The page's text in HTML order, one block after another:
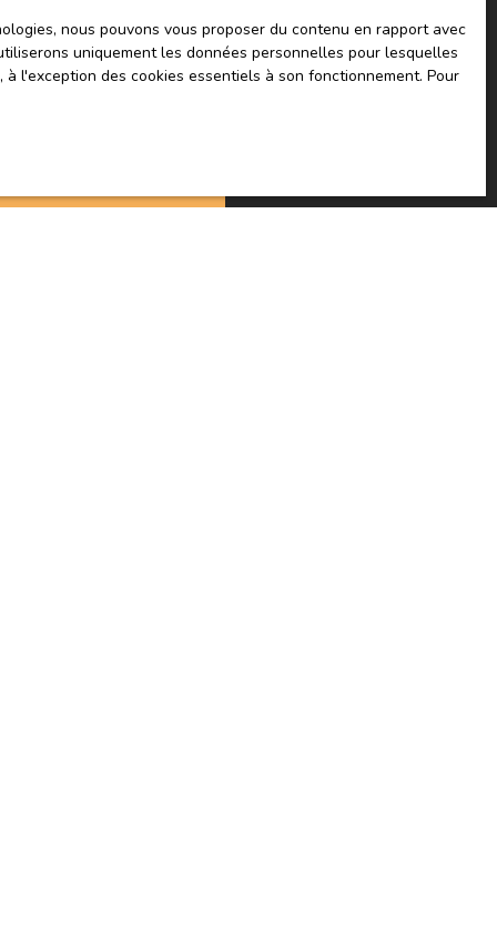
Bloctel, CS 61311, 41013 BLOIS CEDEX.
nous pouvons vous proposer du contenu en rapport avec
uniquement les données personnelles pour lesquelles
l'exception des cookies essentiels à son fonctionnement. Pour